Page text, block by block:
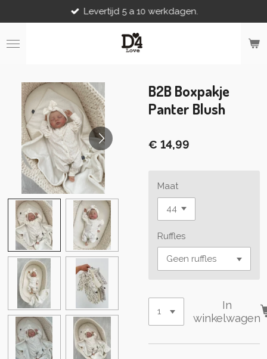
direct
naar
de
Levertijd 5 a 10 werkdagen.
B2B Boxpakje
Panter Blush
€ 14,99
Maat
Ruffles
In
winkelwagen